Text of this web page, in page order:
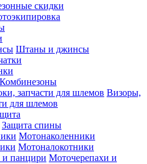
скидки
Штаны и джинсы
Комбинезоны
Визоры,
для шлемов
Защита спины
Мотонаколенники
Мотоналокотники
Моточерепахи и